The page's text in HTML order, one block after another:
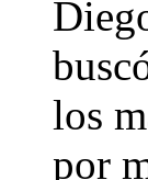
los
por